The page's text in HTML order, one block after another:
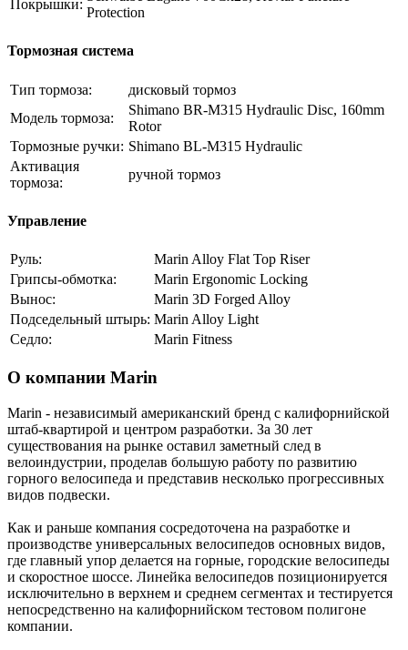
Покрышки:
Protection
Тормозная система
Тип тормоза:
дисковый тормоз
Модель тормоза:
Shimano BR-M315 Hydraulic Disc, 160mm
Rotor
Тормозные ручки: Shimano BL-M315 Hydraulic
Активация
тормоза:
ручной тормоз
Управление
Руль:
Marin Alloy Flat Top Riser
Грипсы-обмотка:
Marin Ergonomic Locking
Вынос:
Marin 3D Forged Alloy
Подседельный штырь: Marin Alloy Light
Седло:
Marin Fitness
О компании Marin
Marin - независимый американский бренд с калифорнийской
штаб-квартирой и центром разработки. За 30 лет
существования на рынке оставил заметный след в
велоиндустрии, проделав большую работу по развитию
горного велосипеда и представив несколько прогрессивных
видов подвески.
Как и раньше компания сосредоточена на разработке и
производстве универсальных велосипедов основных видов,
где главный упор делается на горные, городские велосипеды
и скоростное шоссе. Линейка велосипедов позиционируется
исключительно в верхнем и среднем сегментах и тестируется
непосредственно на калифорнийском тестовом полигоне
компании.